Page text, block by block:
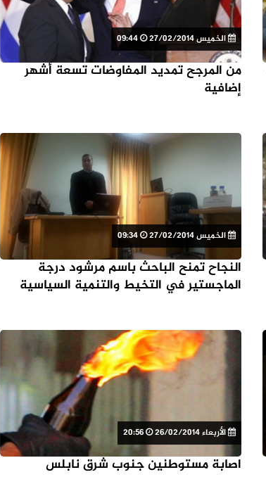
الخميس 27/02/2014
من المرجح تمديد المفاوضات تسعة أشهر
إضافية
الخميس 27/02/2014
النجاح تمنح الباحث باسم مرشود درجة
الماجستير في التخيط والتنمية السياسية
الأربعاء 26/02/2014
اصابة مستوطنين جنوب شرق نابلس